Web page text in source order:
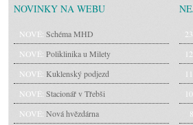
NOVINKY NA WEBU
NOVÉ: Schéma MHD
NOVÉ: Poliklinika u Milety
NOVÉ: Kuklenský podjezd
NOVÉ: Stacionář v Třebši
NOVÉ: Nová hvězdárna